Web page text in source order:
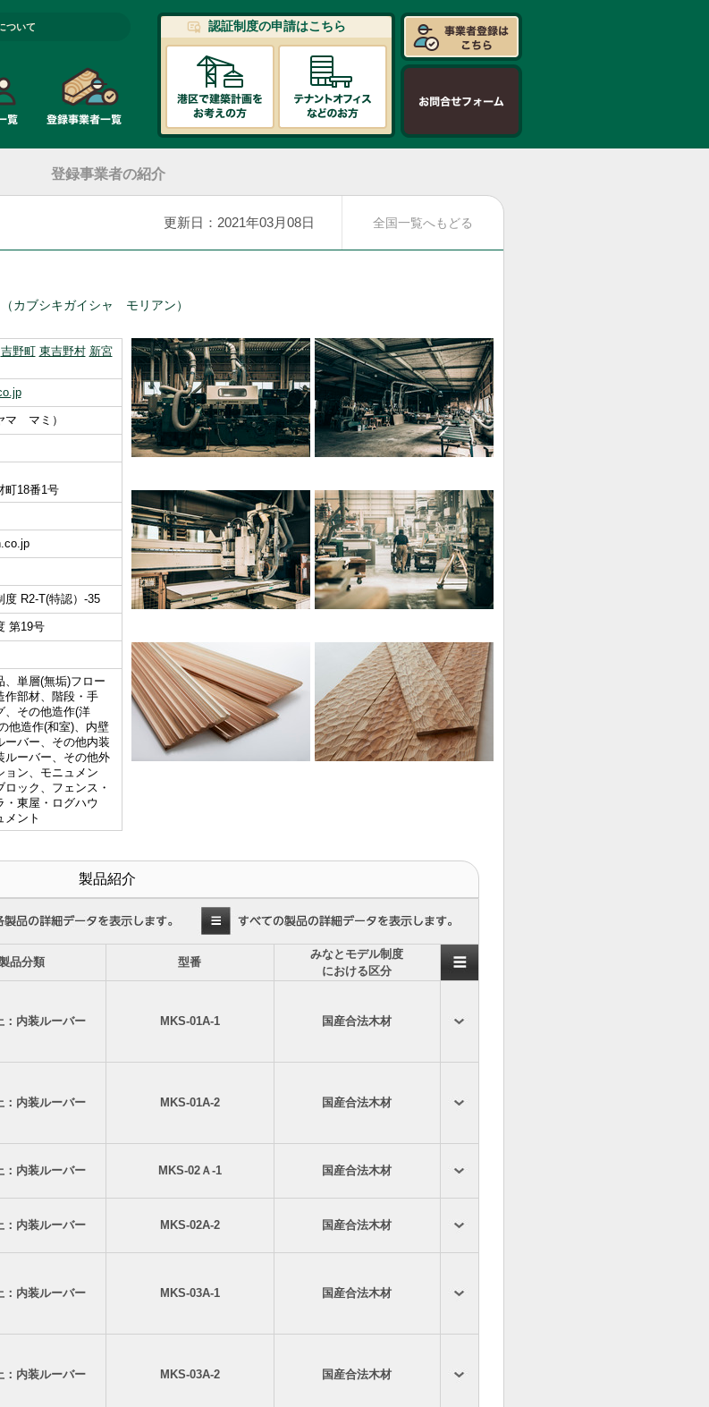
ついて 認証制度の申請はこちら
登録事業者の紹介
全国一覧へもどる
更新日：2021年03月08日
（カブシキガイシャ モリアン）
吉野町 東吉野村 新宮
マ マミ）
町18番1号
度 R2-T(特認）-35
第19号
、単層(無垢)フロー
作部材、階段・手
、その他造作(洋
他造作(和室)、内壁
ーバー、その他内装
ルーバー、その他外
ョン、モニュメン
ロック、フェンス・
・東屋・ログハウ
メント
製品紹介
品分類 型番
みなとモデル制度
における区分
：内装ルーバー MKS-01A-1 国産合法木材
：内装ルーバー MKS-01A-2 国産合法木材
：内装ルーバー MKS-02Ａ-1 国産合法木材
：内装ルーバー MKS-02A-2 国産合法木材
：内装ルーバー MKS-03A-1 国産合法木材
：内装ルーバー MKS-03A-2 国産合法木材